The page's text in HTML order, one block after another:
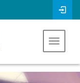
Toggle